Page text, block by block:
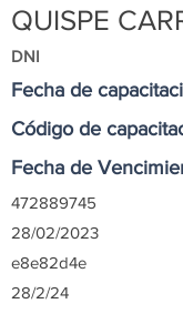
QUISPE
DNI
Fecha de
Código de
Fecha de
472889745
28/02/2023
e8e82d4e
28/2/24